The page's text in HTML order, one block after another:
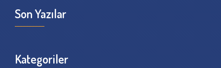
Son Yazılar
Kategoriler